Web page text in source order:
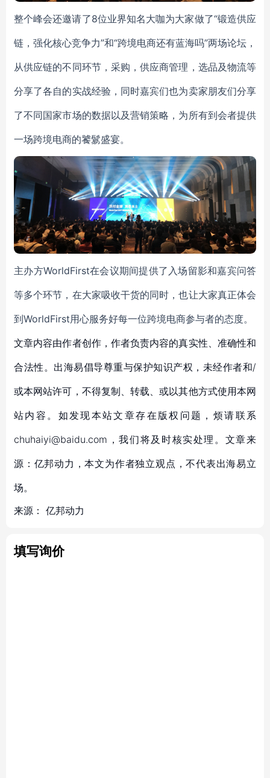
整个峰会还邀请了8位业界知名大咖为大家做了“锻造供应
链，强化核心竞争力”和“跨境电商还有蓝海吗”两场论坛，
从供应链的不同环节，采购，供应商管理，选品及物流等
分享了各自的实战经验，同时嘉宾们也为卖家朋友们分享
了不同国家市场的数据以及营销策略，为所有到会者提供
一场跨境电商的饕鬄盛宴。
主办方WorldFirst在会议期间提供了入场留影和嘉宾问答
等多个环节，在大家吸收干货的同时，也让大家真正体会
到WorldFirst用心服务好每一位跨境电商参与者的态度。
文章内容由作者创作，作者负责内容的真实性、准确性和
合法性。出海易倡导尊重与保护知识产权，未经作者和/
或本网站许可，不得复制、转载、或以其他方式使用本网
站内容。如发现本站文章存在版权问题，烦请联系
chuhaiyi@baidu.com，我们将及时核实处理。文章来
源：亿邦动力，本文为作者独立观点，不代表出海易立
场。
来源： 亿邦动力
填写询价